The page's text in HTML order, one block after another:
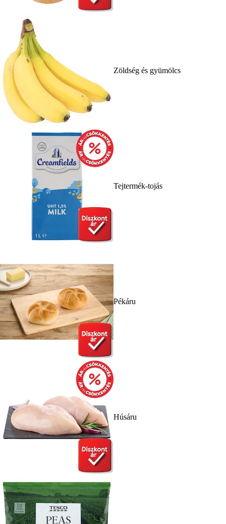
Zöldség és gyümölcs
Tejtermék-tojás
Pékáru
Húsáru